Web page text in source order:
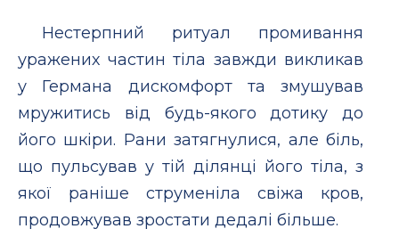
Нестерпний ритуал промивання
уражених частин тіла завжди викликав
у Германа дискомфорт та змушував
мружитись від будь-якого дотику до
його шкіри. Рани затягнулися, але біль,
що пульсував у тій ділянці його тіла, з
якої раніше струменіла свіжа кров,
продовжував зростати дедалі більше.